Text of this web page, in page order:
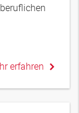
erfahren